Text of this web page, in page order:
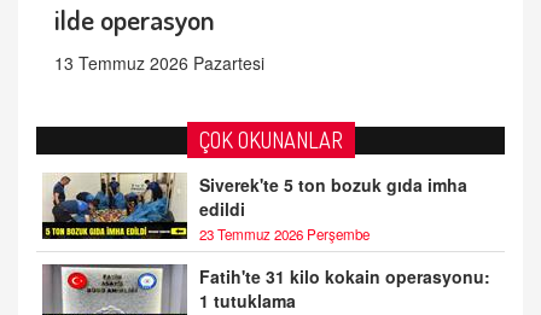
ilde operasyon
13 Temmuz 2026 Pazartesi
ÇOK OKUNANLAR
Siverek'te 5 ton bozuk gıda imha
edildi
23 Temmuz 2026 Perşembe
Fatih'te 31 kilo kokain operasyonu:
1 tutuklama